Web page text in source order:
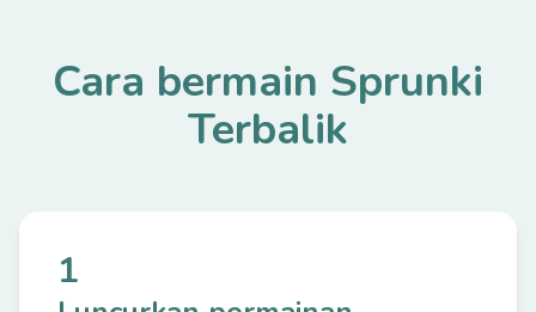
Cara bermain Sprunki
Terbalik
1